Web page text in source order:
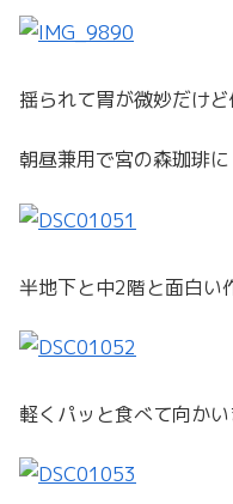
揺られて胃が微妙だけ
朝昼兼用で宮の森珈琲に
半地下と中2階と面白い
軽くパッと食べて向かい